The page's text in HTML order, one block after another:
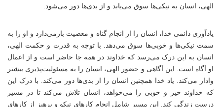
الهی، انسان به نیکی‌ها سوق می‌یابد و از بدی‌ها دور می‌شود.
یادآوری دائمی خدا، انسان را از انجام گناه و معصیت بازمی‌دارد و او را به
سمت نیکی‌ها و خوبی‌ها سوق می‌دهد. با توجه به قدرت و حکمت الهی،
انسان به این درک می‌رسد که خداوند در همه جا حاضر است و از اعمال
او آگاه است. این آگاهی و حضور الهی، انسان را به مسئولیت‌پذیری بیشتر
وادار می‌کند. یاد خدا همچنین انسان را از بدی‌ها دور می‌کند. با درک این
که خداوند خیر و خوبی را می‌خواهد، انسان تلاش می‌کند تا در مسیر
درست زندگی کند. این مسیر شامل انجام کارهای نیکو و پرهیز از کارهای